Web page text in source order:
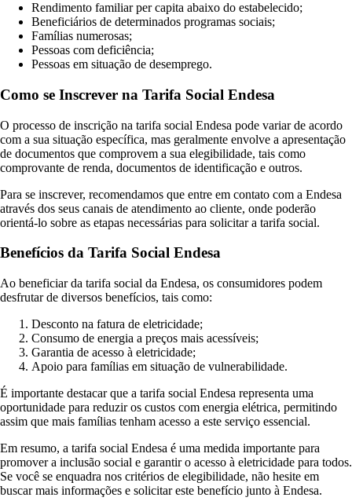
Rendimento familiar per capita abaixo do estabelecido;
Beneficiários de determinados programas sociais;
Famílias numerosas;
Pessoas com deficiência;
Pessoas em situação de desemprego.
Como se Inscrever na Tarifa Social Endesa
O processo de inscrição na tarifa social Endesa pode variar de acordo
com a sua situação específica, mas geralmente envolve a apresentação
de documentos que comprovem a sua elegibilidade, tais como
comprovante de renda, documentos de identificação e outros.
Para se inscrever, recomendamos que entre em contato com a Endesa
através dos seus canais de atendimento ao cliente, onde poderão
orientá-lo sobre as etapas necessárias para solicitar a tarifa social.
Benefícios da Tarifa Social Endesa
Ao beneficiar da tarifa social da Endesa, os consumidores podem
desfrutar de diversos benefícios, tais como:
Desconto na fatura de eletricidade;
Consumo de energia a preços mais acessíveis;
Garantia de acesso à eletricidade;
Apoio para famílias em situação de vulnerabilidade.
É importante destacar que a tarifa social Endesa representa uma
oportunidade para reduzir os custos com energia elétrica, permitindo
assim que mais famílias tenham acesso a este serviço essencial.
Em resumo, a tarifa social Endesa é uma medida importante para
promover a inclusão social e garantir o acesso à eletricidade para todos.
Se você se enquadra nos critérios de elegibilidade, não hesite em
buscar mais informações e solicitar este benefício junto à Endesa.